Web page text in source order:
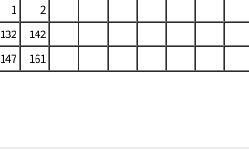
1
2
132
142
147 161